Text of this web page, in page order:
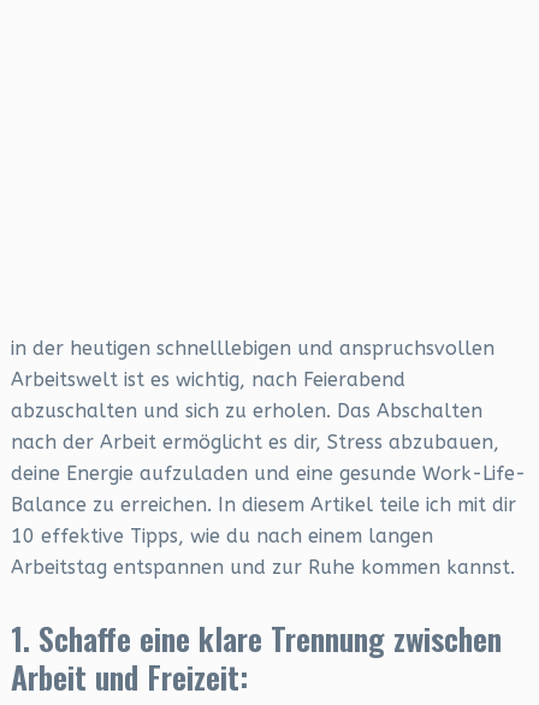
in der heutigen schnelllebigen und anspruchsvollen
Arbeitswelt ist es wichtig, nach Feierabend
abzuschalten und sich zu erholen. Das Abschalten
nach der Arbeit ermöglicht es dir, Stress abzubauen,
deine Energie aufzuladen und eine gesunde Work-Life-
Balance zu erreichen. In diesem Artikel teile ich mit dir
10 effektive Tipps, wie du nach einem langen
Arbeitstag entspannen und zur Ruhe kommen kannst.
1. Schaffe eine klare Trennung zwischen
Arbeit und Freizeit: